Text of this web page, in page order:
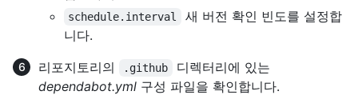
schedule.interval
새 버전 확인 빈도를 설정합
니다.
리포지토리의
.github
디렉터리에 있는
dependabot.yml 구성 파일을 확인합니다.